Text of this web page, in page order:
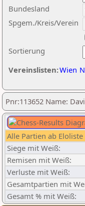
Sortierung
Bundesland
Spgem./Kreis/Verein
Vereinslisten:Wien
Pnr:113652 Name:
Alle Partien ab Eloliste
Siege mit Weiß:
Remisen mit Weiß:
Verluste mit Weiß:
Gesamtpartien mit
Gesamt % mit Weiß: